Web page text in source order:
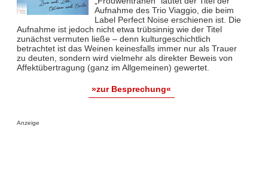
Aufnahme des Trio Viaggio, die beim
Label Perfect Noise erschienen ist. Die
Aufnahme ist jedoch nicht etwa trübsinnig wie der Titel
zunächst vermuten ließe – denn kulturgeschichtlich
betrachtet ist das Weinen keinesfalls immer nur als Trauer
zu deuten, sondern wird vielmehr als direkter Beweis von
Affektübertragung (ganz im Allgemeinen) gewertet.
»zur Besprechung«
Anzeige